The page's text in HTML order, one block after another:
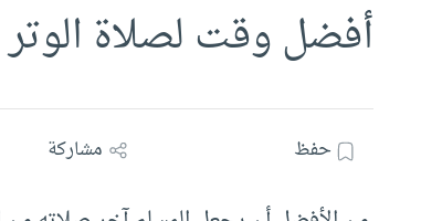
أفضل وقت لصلاة الوتر
حفظ مشاركة